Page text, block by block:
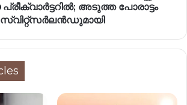
അടുത്ത പോരാട്ടം
സ്വിറ്റ്സർലൻഡുമായി